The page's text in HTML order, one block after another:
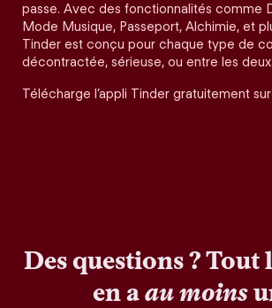
passe. Avec des fonctionnalités comme
Mode Musique, Passeport, Alchimie, et
Tinder est conçu pour chaque type de
décontractée, sérieuse, ou entre les deux.
Télécharge l’appli Tinder gratuitement
Des questions ? Tout
en aau moins